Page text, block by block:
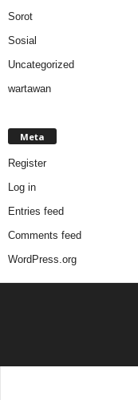
Sorot
Sosial
Uncategorized
wartawan
Meta
Register
Log in
Entries feed
Comments feed
WordPress.org